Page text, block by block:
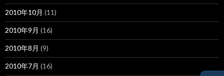
2010年10月 (11)
2010年9月 (16)
2010年8月 (9)
2010年7月 (16)